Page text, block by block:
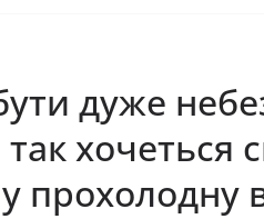
дуже
так хочеться
прохолодну